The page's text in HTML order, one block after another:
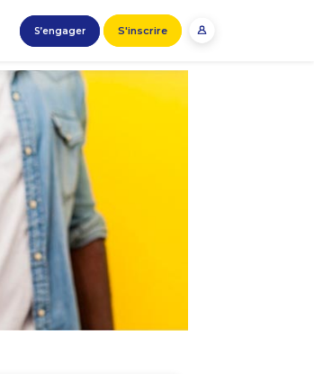
S’engager S'inscrire